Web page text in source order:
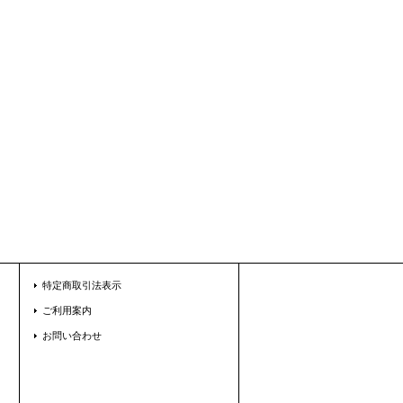
特定商取引法表示
ご利用案内
お問い合わせ